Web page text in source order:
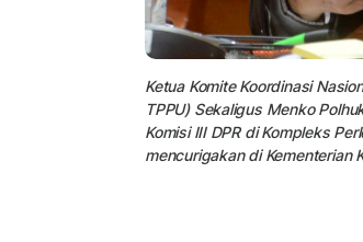
Ketua Komite Koordinasi
TPPU) Sekaligus Menko
Komisi III DPR di Kompleks
mencurigakan di Kementerian